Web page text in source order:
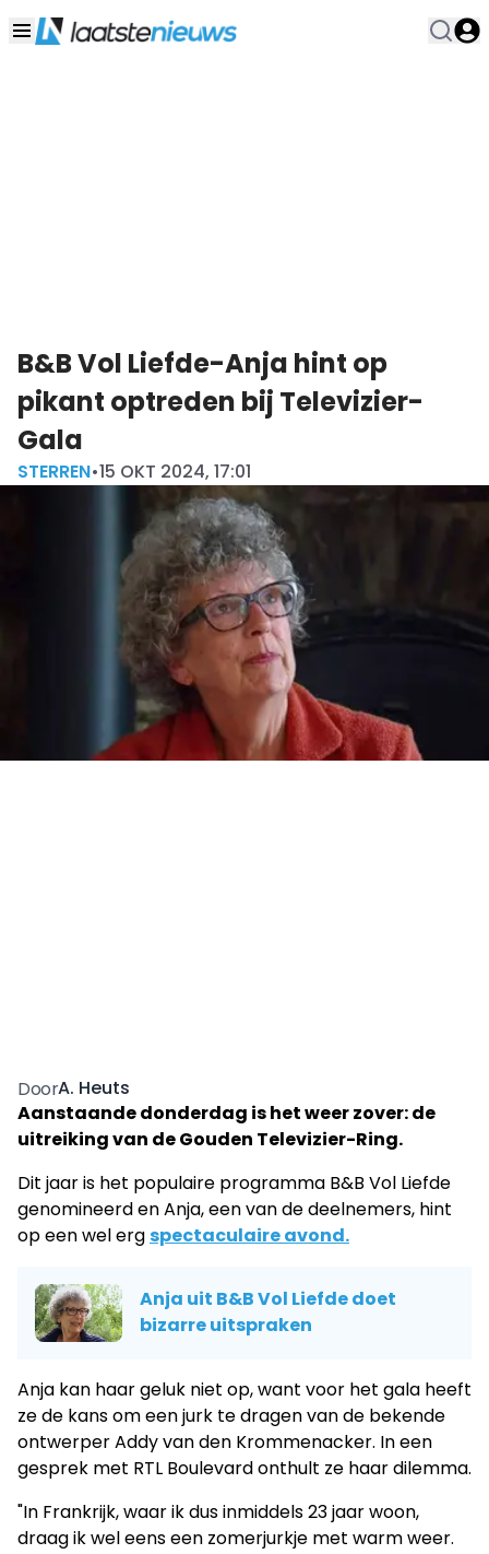
B&B Vol Liefde-Anja hint op
pikant optreden bij Televizier-
Gala
STERREN•15 OKT 2024, 17:01
DoorA. Heuts
Aanstaande donderdag is het weer zover: de
uitreiking van de Gouden Televizier-Ring.
Dit jaar is het populaire programma B&B Vol Liefde
genomineerd en Anja, een van de deelnemers, hint
op een wel ergspectaculaire avond.
Anja uit B&B Vol Liefde doet
bizarre uitspraken
Anja kan haar geluk niet op, want voor het gala heeft
ze de kans om een jurk te dragen van de bekende
ontwerper Addy van den Krommenacker. In een
gesprek met RTL Boulevard onthult ze haar dilemma.
"In Frankrijk, waar ik dus inmiddels 23 jaar woon,
draag ik wel eens een zomerjurkje met warm weer.